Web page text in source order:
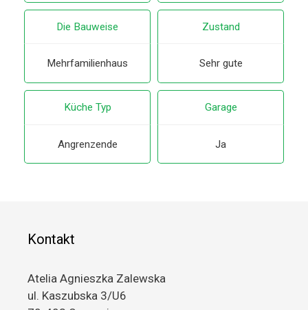
Die Bauweise
Mehrfamilienhaus
Zustand
Sehr gute
Küche Typ
Angrenzende
Garage
Ja
Kontakt
Atelia Agnieszka Zalewska
ul. Kaszubska 3/U6